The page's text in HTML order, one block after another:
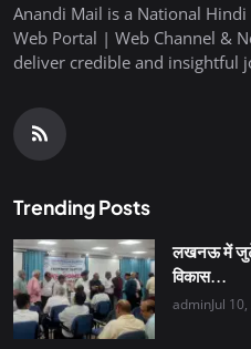
Anandi Mail is a National
Web Portal | Web Channel &
deliver credible and insightful
Trending Posts
लखनऊ में जुटे
विकास...
adminJul